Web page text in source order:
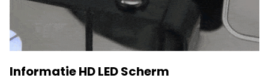
Informatie HD LED Scherm